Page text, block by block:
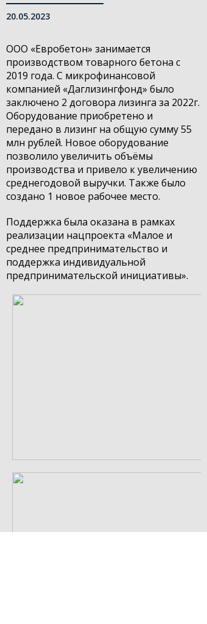
20.05.2023
ООО «Евробетон» занимается
производством товарного бетона с
2019 года. С микрофинансовой
компанией «Даглизингфонд» было
заключено 2 договора лизинга за 2022г.
Оборудование приобретено и
передано в лизинг на общую сумму 55
млн рублей. Новое оборудование
позволило увеличить объёмы
производства и привело к увеличению
среднегодовой выручки. Также было
создано 1 новое рабочее место.
Поддержка была оказана в рамках
реализации нацпроекта «Малое и
среднее предпринимательство и
поддержка индивидуальной
предпринимательской инициативы».